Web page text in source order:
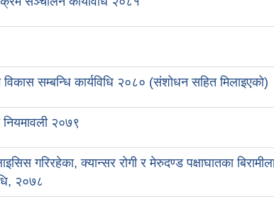
सम्बन्धि कार्यविधि २०८० (संशोधन सहित मिलाइएको)
नियमावली २०७९
गरिरहेका, क्यान्सर रोगी र मेरुदण्ड पक्षाघातका
२०७८